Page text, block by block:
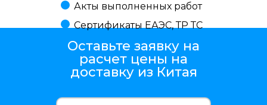
Акты выполненных работ
Сертификаты ЕАЭС, ТР ТС
Оставьте заявку на
расчет цены на
доставку из Китая